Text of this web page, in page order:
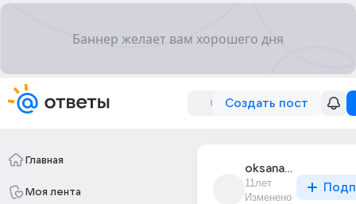
Создать пост
Главная
Моя лента
oksana_pavlova_605
11лет
Изменено